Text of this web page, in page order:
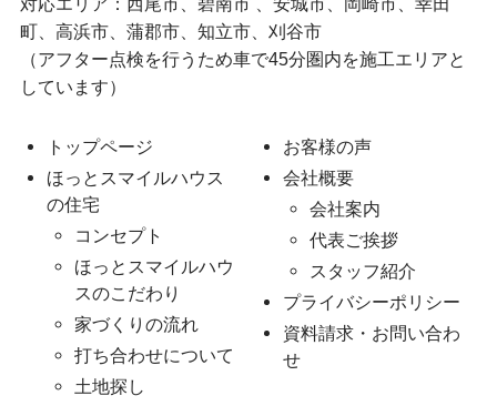
町、高浜市、蒲郡市、知立市、刈谷市
（アフター点検を行うため車で45分圏内を施工エリアと
しています）
トップページ
ほっとスマイルハウス
の住宅
コンセプト
ほっとスマイルハウ
スのこだわり
家づくりの流れ
打ち合わせについて
土地探し
お客様の声
会社概要
会社案内
代表ご挨拶
スタッフ紹介
プライバシーポリシー
資料請求・お問い合わ
せ